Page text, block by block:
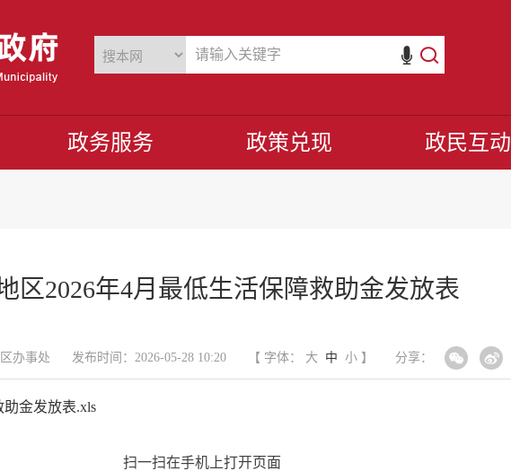
政务服务 政策兑现 政民互动
区2026年4月最低生活保障救助金发放表
办事处 发布时间：2026-05-28 10:20 【 字体： 大 中 小】 分享：
金发放表.xls
扫一扫在手机上打开页面